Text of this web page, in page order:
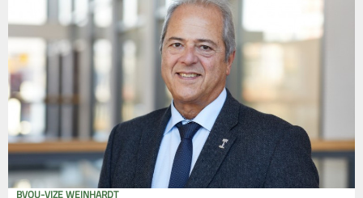
BVOU-VIZE WEINHARDT